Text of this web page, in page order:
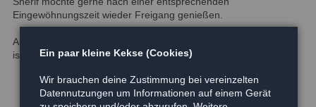
Eingewöhnungszeit wieder Freigang genießen.
Andere Bilder folgen, wenn er aus der Quarantänebox heraus
ist.
Ein paar kleine Kekse (Cookies)
Wir brauchen deine Zustimmung bei vereinzelten
Datennutzungen um Informationen auf einem Gerät